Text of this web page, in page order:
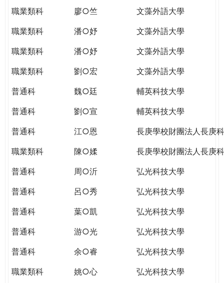
職業類科 廖○竺
文藻外語大學
職業類科
潘○妤
文藻外語大學
職業類科
潘○妤
文藻外語大學
職業類科
劉○宏
文藻外語大學
普通科
魏○廷
輔英科技大學
普通科
劉○宣
輔英科技大學
普通科
江○恩
長庚學校財團法人長庚
職業類科
陳○媃
長庚學校財團法人長庚
普通科
周○沂
弘光科技大學
普通科
呂○秀
弘光科技大學
普通科
葉○凱
弘光科技大學
普通科
游○光
弘光科技大學
普通科
余○睿
弘光科技大學
職業類科
姚○心
弘光科技大學